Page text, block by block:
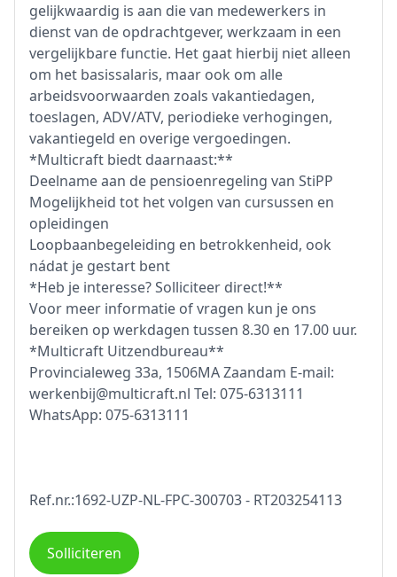
gelijkwaardig is aan die van medewerkers in
dienst van de opdrachtgever, werkzaam in een
vergelijkbare functie. Het gaat hierbij niet alleen
om het basissalaris, maar ook om alle
arbeidsvoorwaarden zoals vakantiedagen,
toeslagen, ADV/ATV, periodieke verhogingen,
vakantiegeld en overige vergoedingen.
*Multicraft biedt daarnaast:**
Deelname aan de pensioenregeling van StiPP
Mogelijkheid tot het volgen van cursussen en
opleidingen
Loopbaanbegeleiding en betrokkenheid, ook
nádat je gestart bent
*Heb je interesse? Solliciteer direct!**
Voor meer informatie of vragen kun je ons
bereiken op werkdagen tussen 8.30 en 17.00 uur.
*Multicraft Uitzendbureau**
Provincialeweg 33a, 1506MA Zaandam E-mail:
werkenbij@multicraft.nl Tel: 075-6313111
WhatsApp: 075-6313111
Ref.nr.:1692-UZP-NL-FPC-300703 - RT203254113
Solliciteren